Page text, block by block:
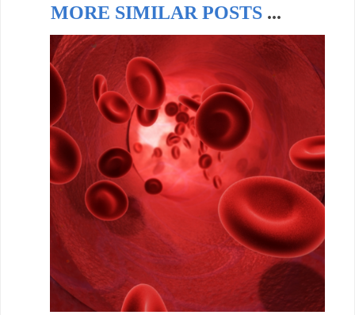
MORE SIMILAR POSTS ...